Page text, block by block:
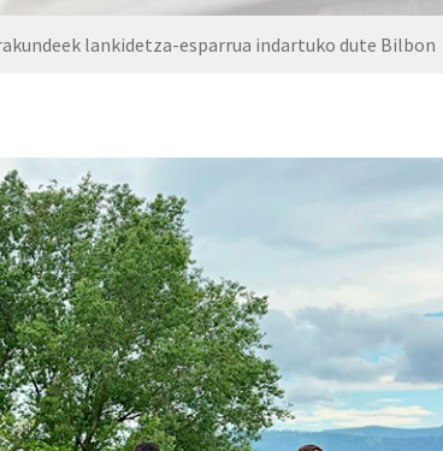
lankidetza-esparrua indartuko dute Bilbon